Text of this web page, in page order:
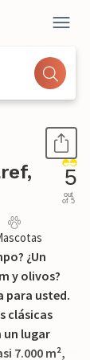
5
out
of 5
¿Un
y olivos?
para usted.
clásicas
un lugar
7.000 m²,